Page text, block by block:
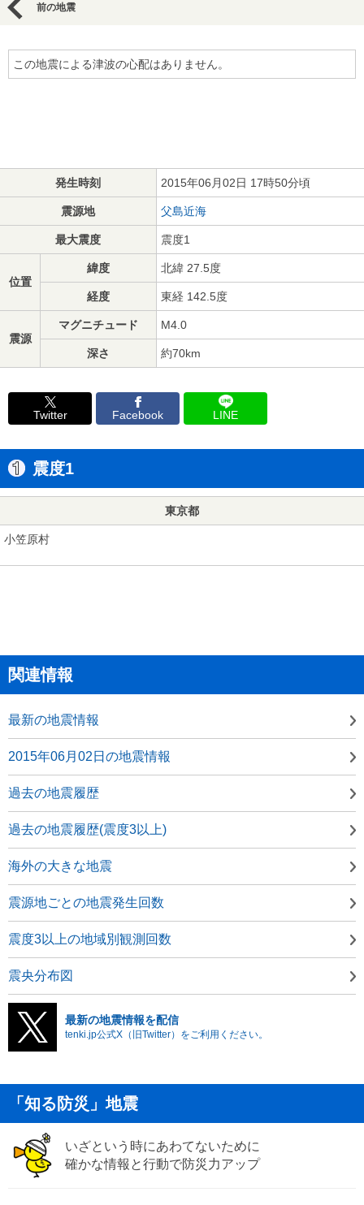
前の地震
この地震による津波の心配はありません。
発生時刻 2015年06月02日 17時50分頃
震源地 父島近海
最大震度 震度1
位置
緯度 北緯 27.5度
経度 東経 142.5度
震源
マグニチュード M4.0
深さ 約70km
Twitter Facebook LINE
震度1
東京都
小笠原村
関連情報
最新の地震情報
2015年06月02日の地震情報
過去の地震履歴
過去の地震履歴(震度3以上)
海外の大きな地震
震源地ごとの地震発生回数
震度3以上の地域別観測回数
震央分布図
最新の地震情報を配信
tenki.jp公式X（旧Twitter）をご利用ください。
「知る防災」地震
いざという時にあわてないために
確かな情報と行動で防災力アップ